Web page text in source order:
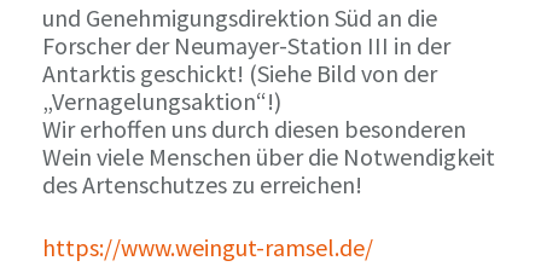
und Genehmigungsdirektion Süd an die
Forscher der Neumayer-Station III in der
Antarktis geschickt! (Siehe Bild von der
„Vernagelungsaktion“!)
Wir erhoffen uns durch diesen besonderen
Wein viele Menschen über die Notwendigkeit
des Artenschutzes zu erreichen!
https://www.weingut-ramsel.de/